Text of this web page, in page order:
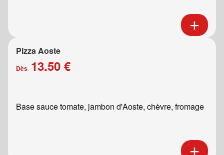
Pizza Aoste
Dès 13.50 €
Base sauce tomate, jambon d'Aoste, chèvre, fromage